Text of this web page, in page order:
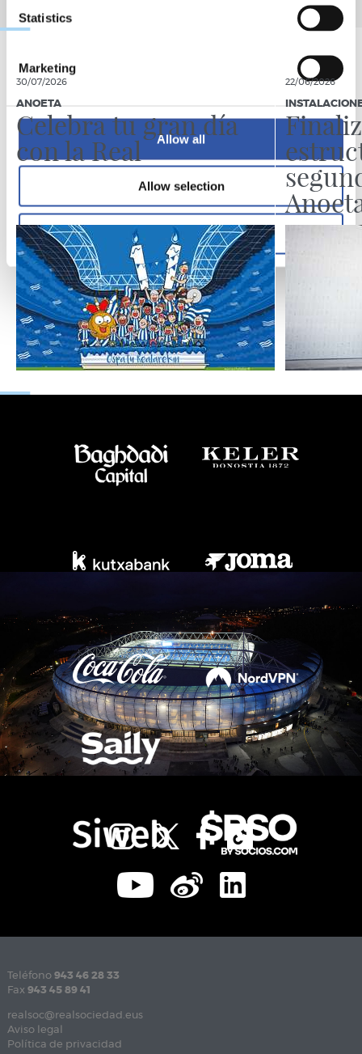
Statistics
Marketing
Allow all
Allow selection
Deny
30/07/2026
ANOETA
Celebra tu gran día
con la Real
22/06/2026
Teléfono 943 46 28 33
Fax 943 45 89 41
realsoc@realsociedad.eus
Aviso legal
Política de privacidad